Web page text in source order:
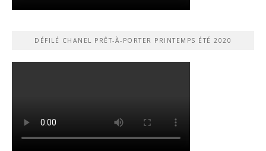
DÉFILÉ CHANEL PRÊT-À-PORTER PRINTEMPS ÉTÉ 2020